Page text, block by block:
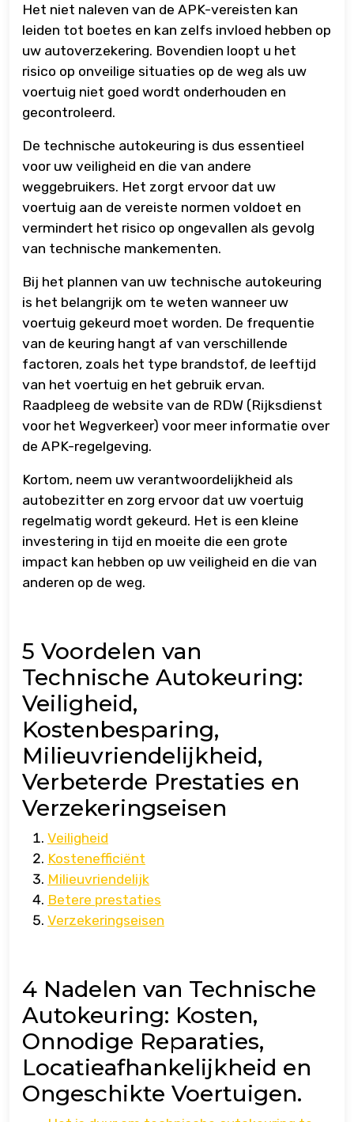
Het niet naleven van de APK-vereisten kan
leiden tot boetes en kan zelfs invloed hebben op
uw autoverzekering. Bovendien loopt u het
risico op onveilige situaties op de weg als uw
voertuig niet goed wordt onderhouden en
gecontroleerd.
De technische autokeuring is dus essentieel
voor uw veiligheid en die van andere
weggebruikers. Het zorgt ervoor dat uw
voertuig aan de vereiste normen voldoet en
vermindert het risico op ongevallen als gevolg
van technische mankementen.
Bij het plannen van uw technische autokeuring
is het belangrijk om te weten wanneer uw
voertuig gekeurd moet worden. De frequentie
van de keuring hangt af van verschillende
factoren, zoals het type brandstof, de leeftijd
van het voertuig en het gebruik ervan.
Raadpleeg de website van de RDW (Rijksdienst
voor het Wegverkeer) voor meer informatie over
de APK-regelgeving.
Kortom, neem uw verantwoordelijkheid als
autobezitter en zorg ervoor dat uw voertuig
regelmatig wordt gekeurd. Het is een kleine
investering in tijd en moeite die een grote
impact kan hebben op uw veiligheid en die van
anderen op de weg.
5 Voordelen van
Technische Autokeuring:
Veiligheid,
Kostenbesparing,
Milieuvriendelijkheid,
Verbeterde Prestaties en
Verzekeringseisen
Veiligheid
Kostenefficiënt
Milieuvriendelijk
Betere prestaties
Verzekeringseisen
4 Nadelen van Technische
Autokeuring: Kosten,
Onnodige Reparaties,
Locatieafhankelijkheid en
Ongeschikte Voertuigen.